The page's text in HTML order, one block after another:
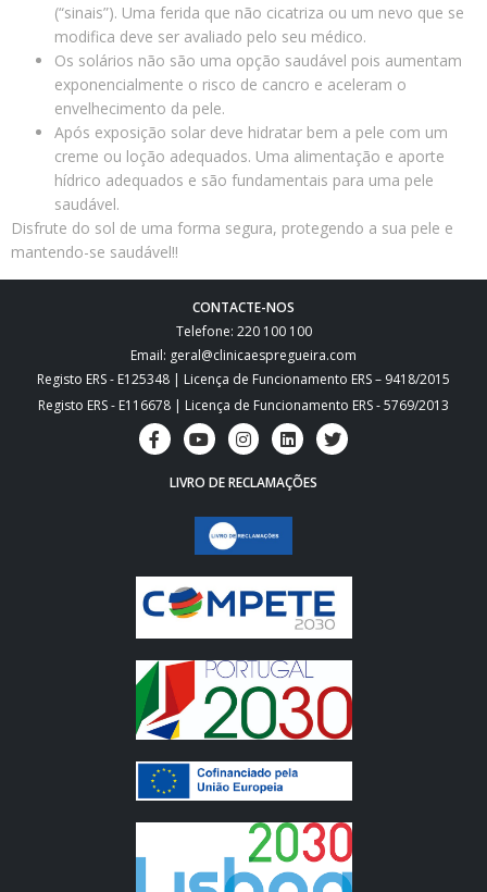
(“sinais”). Uma ferida que não cicatriza ou um nevo que se
modifica deve ser avaliado pelo seu médico.
Os solários não são uma opção saudável pois aumentam
exponencialmente o risco de cancro e aceleram o
envelhecimento da pele.
Após exposição solar deve hidratar bem a pele com um
creme ou loção adequados. Uma alimentação e aporte
hídrico adequados e são fundamentais para uma pele
saudável.
Disfrute do sol de uma forma segura, protegendo a sua pele e
mantendo-se saudável!!
CONTACTE-NOS
Telefone: 220 100 100
Email: geral@clinicaespregueira.com
Registo ERS - E125348 | Licença de Funcionamento ERS – 9418/2015
Registo ERS - E116678 | Licença de Funcionamento ERS - 5769/2013
LIVRO DE RECLAMAÇÕES